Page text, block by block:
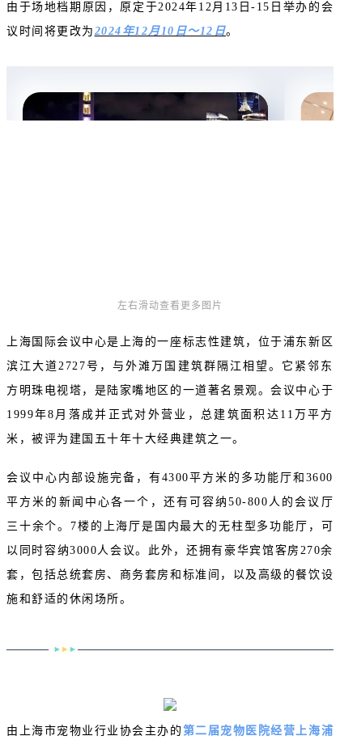
由于场地档期原因，原定于2024年12月13日-15日举办的会
议时间将更改为 2024年12月10日～12日。
左右滑动查看更多图片
上海国际会议中心是上海的一座标志性建筑，位于浦东新区
滨江大道2727号，与外滩万国建筑群隔江相望。它紧邻东
方明珠电视塔，是陆家嘴地区的一道著名景观。会议中心于
1999年8月落成并正式对外营业，总建筑面积达11万平方
米，被评为建国五十年十大经典建筑之一。
会议中心内部设施完备，有4300平方米的多功能厅和3600
平方米的新闻中心各一个，还有可容纳50-800人的会议厅
三十余个。7楼的上海厅是国内最大的无柱型多功能厅，可
以同时容纳3000人会议。此外，还拥有豪华宾馆客房270余
套，包括总统套房、商务套房和标准间，以及高级的餐饮设
施和舒适的休闲场所。
由上海市宠物业行业协会主办的 第二届宠物医院经营上海浦